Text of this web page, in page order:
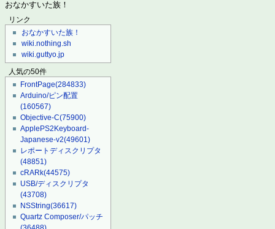
おなかすいた族！
リンク
おなかすいた族！
wiki.nothing.sh
wiki.guttyo.jp
人気の50件
FrontPage(284833)
Arduino/ピン配置
(160567)
Objective-C(75900)
ApplePS2Keyboard-
Japanese-v2(49601)
レポートディスクリプタ
(48851)
cRARk(44575)
USB/ディスクリプタ
(43708)
NSString(36617)
Quartz Composer/パッチ